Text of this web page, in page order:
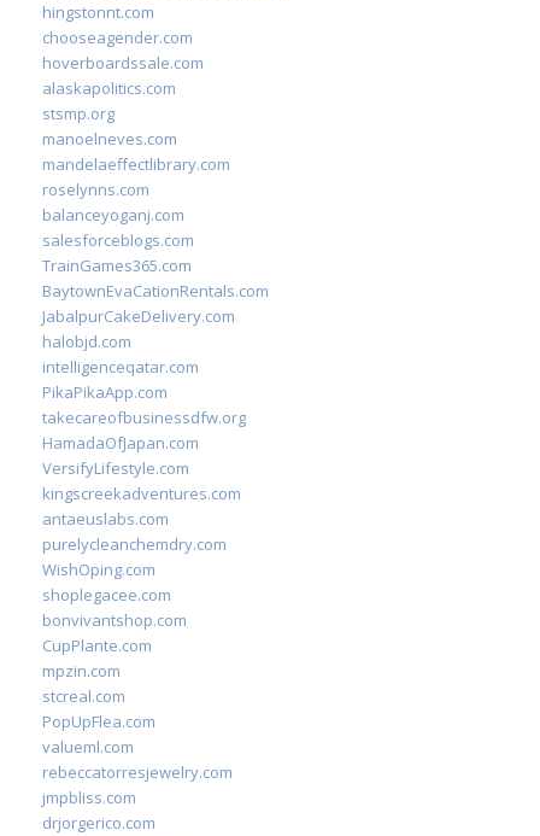
hingstonnt.com
chooseagender.com
hoverboardssale.com
alaskapolitics.com
stsmp.org
manoelneves.com
mandelaeffectlibrary.com
roselynns.com
balanceyoganj.com
salesforceblogs.com
TrainGames365.com
BaytownEvaCationRentals.com
JabalpurCakeDelivery.com
halobjd.com
intelligenceqatar.com
PikaPikaApp.com
takecareofbusinessdfw.org
HamadaOfJapan.com
VersifyLifestyle.com
kingscreekadventures.com
antaeuslabs.com
purelycleanchemdry.com
WishOping.com
shoplegacee.com
bonvivantshop.com
CupPlante.com
mpzin.com
stcreal.com
PopUpFlea.com
valueml.com
rebeccatorresjewelry.com
jmpbliss.com
drjorgerico.com